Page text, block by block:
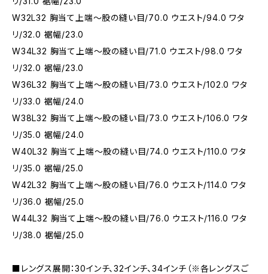
W32L32 胸当て上端～股の縫い目/70.0 ウエスト/94.0 ワタ
リ/32.0 裾幅/23.0
W34L32 胸当て上端～股の縫い目/71.0 ウエスト/98.0 ワタ
リ/32.0 裾幅/23.0
W36L32 胸当て上端～股の縫い目/73.0 ウエスト/102.0 ワタ
リ/33.0 裾幅/24.0
W38L32 胸当て上端～股の縫い目/73.0 ウエスト/106.0 ワタ
リ/35.0 裾幅/24.0
W40L32 胸当て上端～股の縫い目/74.0 ウエスト/110.0 ワタ
リ/35.0 裾幅/25.0
W42L32 胸当て上端～股の縫い目/76.0 ウエスト/114.0 ワタ
リ/36.0 裾幅/25.0
W44L32 胸当て上端～股の縫い目/76.0 ウエスト/116.0 ワタ
リ/38.0 裾幅/25.0
■レングス展開：30インチ、32インチ、34インチ（※各レングスご